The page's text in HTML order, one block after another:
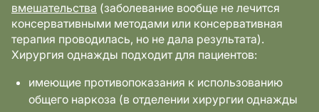
вмешательства (заболевание вообще не лечится
консервативными методами или консервативная
терапия проводилась, но не дала результата).
Хирургия однажды подходит для пациентов:
имеющие противопоказания к использованию
общего наркоза (в отделении хирургии однажды